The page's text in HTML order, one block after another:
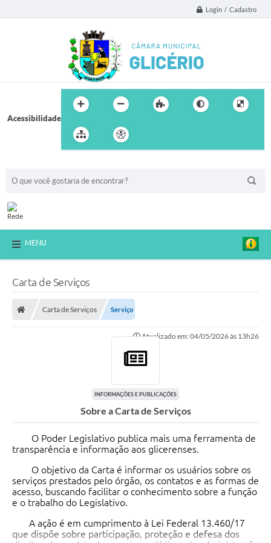
Login / Cadastro
Acessibilidade
MENU
Carta de Serviços
Carta de Serviços Serviço
Atualizado em: 04/05/2026 às 13h26
INFORMAÇÕES E PUBLICAÇÕES
Sobre a Carta de Serviços
O Poder Legislativo publica mais uma ferramenta de
transparência e informação aos glicerenses.
O objetivo da Carta é informar os usuários sobre os
serviços prestados pelo órgão, os contatos e as formas de
acesso, buscando facilitar o conhecimento sobre a função
e o trabalho do Legislativo.
A ação é em cumprimento à Lei Federal 13.460/17
que dispõe sobre participação, proteção e defesa dos